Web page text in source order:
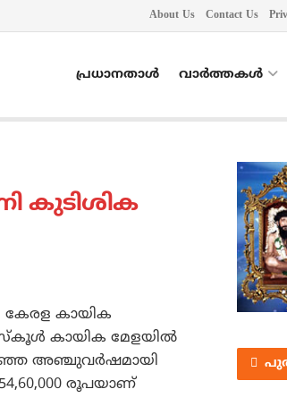
About Us Contact Us
പ്രധാനതാൾ വാർത്തകൾ
കുടിശിക
കായിക
കായിക മേളയില്‍
അഞ്ചുവര്‍ഷമായി
രൂപയാണ്